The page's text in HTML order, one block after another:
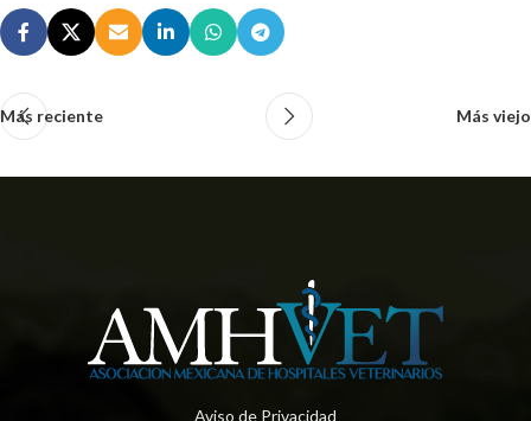
Más reciente Más viejo
Aviso de Privacidad